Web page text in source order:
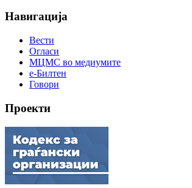
Навигација
Вести
Огласи
МЦМС во медиумите
е-Билтен
Говори
Проекти